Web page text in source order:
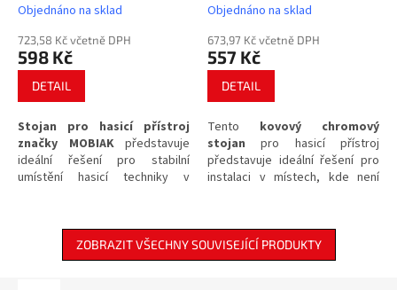
Objednáno na sklad
723,58 Kč včetně DPH
598 Kč
DETAIL
Stojan pro hasicí přístroj
značky MOBIAKpředstavuje
ideální řešení pro stabilní
umístění hasicí techniky v
Tento odolný kovový stojan v
červeném provedení zajistí, že
bude váš hasicí přístroj vždy
Objednáno na sklad
673,97 Kč včetně DPH
557 Kč
DETAIL
Tento kovový chromový
stojan pro hasicí přístroj
představuje ideální řešení pro
instalaci v místech, kde není
stabilitu a snadnou
dostupnosthasicího
prostředku přímo tam, kde jej
ZOBRAZIT VŠECHNY SOUVISEJÍCÍ PRODUKTY